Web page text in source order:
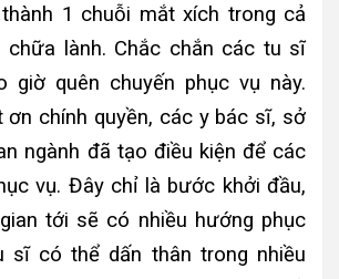
1 chuỗi mắt xích trong cả
chữa lành. Chắc chắn các tu sĩ
giờ quên chuyến phục vụ này.
ơn chính quyền, các y bác sĩ, sở
ngành đã tạo điều kiện để các
vụ. Đây chỉ là bước khởi đầu,
tới sẽ có nhiều hướng phục
sĩ có thể dấn thân trong nhiều